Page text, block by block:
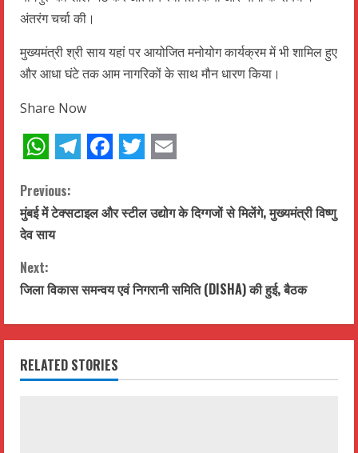
अंतरंग चर्चा की।
मुख्यमंत्री श्री साय यहां पर आयोजित मनोयोग कार्यक्रम में भी शामिल हुए
और आधा घंटे तक आम नागरिकों के साथ मौन धारण किया।
Share Now
C
o
n
t
i
n
Previous:
मुंबई में टेक्सटाइल और स्टील उद्योग के दिग्गजों से मिलेंगे, मुख्यमंत्री विष्णु
देव साय
Next:
जिला विकास समन्वय एवं निगरानी समिति (DISHA) की हुई, बैठक
RELATED STORIES